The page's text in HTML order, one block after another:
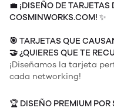
💼 ¡DISEÑO DE TARJETAS
COSMINWORKS.COM! ✨
🎯 TARJETAS QUE
🤝¿QUIERES QUE TE
¡Diseñamos la tarjeta
cada networking!
🏆 DISEÑO PREMIUM